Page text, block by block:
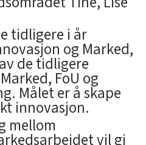
tidligere i år
og Marked,
de tidligere
FoU og
Målet er å skape
innovasjon.
mellom
vil gi